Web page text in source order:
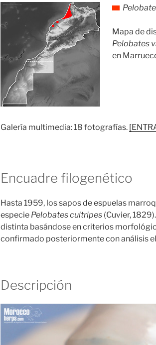
Mapa de
Pelobates
en
Galería multimedia: 18 fotografías.
Encuadre filogenético
Hasta 1959, los sapos de espuelas
especie Pelobates cultripes (Cuvier,
distinta basándose en criterios
confirmado posteriormente con análisis
Descripción